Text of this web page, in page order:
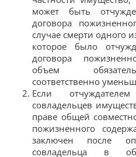
может быть
договора
случае смерти одного
которое было
договора
объем
соответственно
Если
совладельцев
праве общей
пожизненного
заключен после
совладельца в